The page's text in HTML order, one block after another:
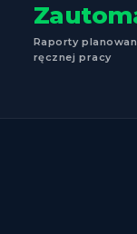
Raporty
ręcznej pracy